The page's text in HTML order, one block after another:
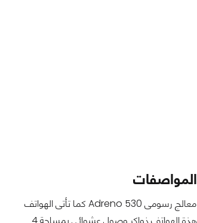
المواصفات
نرى فى هذة الهواتف تقارب شديد جداً فى الإمكانيات فكل هذة الهواتف تستخدم معالج سناب دراجون 820 و معالج رسومى Adreno 530 كما تأتى الهواتف
بمساحات تخزين تبدأ من 32 جيجابايت و تمتلك هذة الهواتف فتحة لإضافة ذاكرة تخزين Micro SD كما تمتلك هذة الهواتف ذواكر وصول عشوائى بمساحة 4